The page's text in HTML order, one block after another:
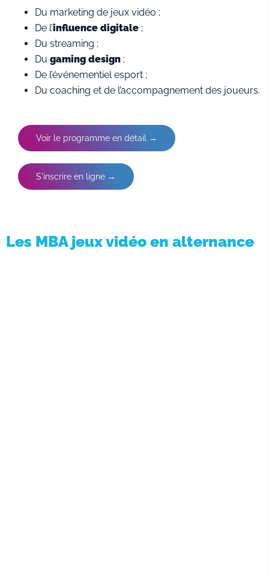
Du marketing de jeux vidéo ;
De l’influence digitale ;
Du streaming ;
Du gaming design ;
De l’événementiel esport ;
Du coaching et de l’accompagnement des joueurs.
Voir le programme en détail →
S'inscrire en ligne →
Les MBA jeux vidéo en alternance